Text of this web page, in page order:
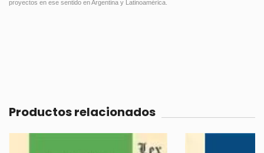
proyectos en ese sentido en Argentina y Latinoamérica.
Productos relacionados